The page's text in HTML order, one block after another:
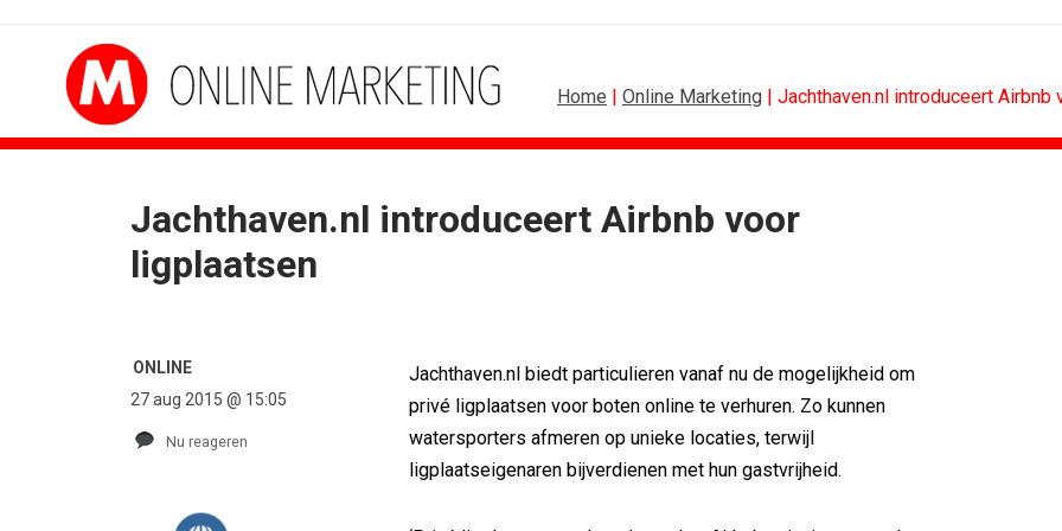
Home | Online Marketing | Jachthaven.nl introduceert Airbnb
Jachthaven.nl introduceert Airbnb voor
ligplaatsen
ONLINE
27 aug 2015 @ 15:05
Nu reageren
Jachthaven.nl biedt particulieren vanaf nu de mogelijkheid om
privé ligplaatsen voor boten online te verhuren. Zo kunnen
watersporters afmeren op unieke locaties, terwijl
ligplaatseigenaren bijverdienen met hun gastvrijheid.
SPONSORING
Olympisch schaatsen in Thialf biedt...
Lego laat opnieuw Formule 1-coureurs...